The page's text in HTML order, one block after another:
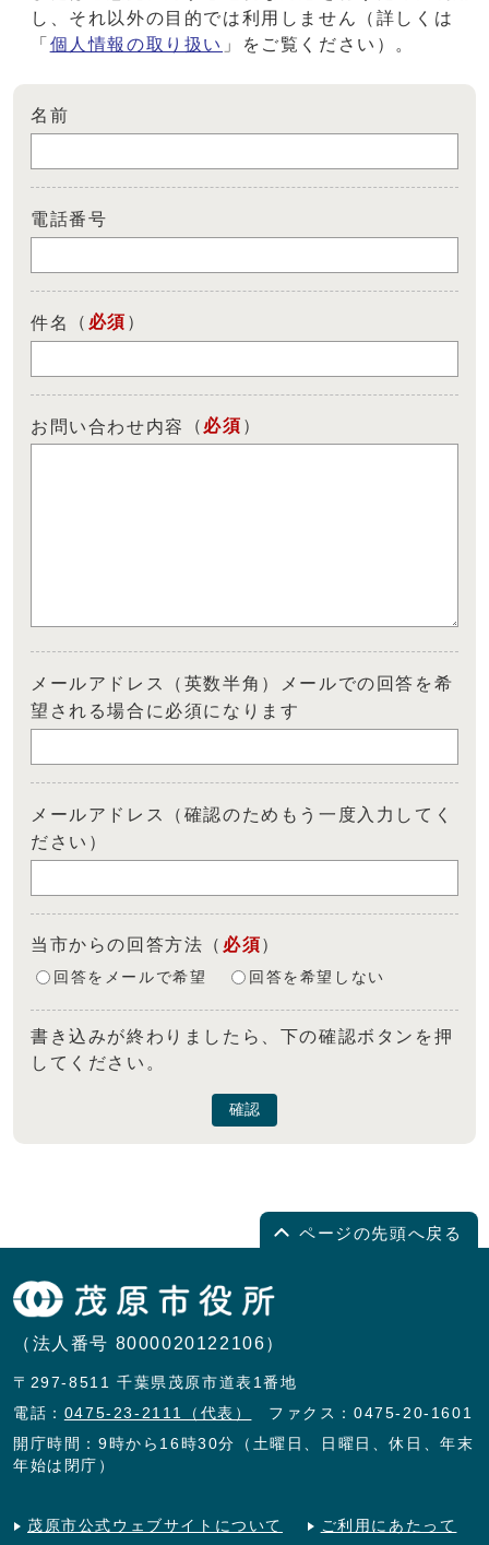
し、それ以外の目的では利用しません（詳しくは
「 個人情報の取り扱い 」をご覧ください）。
名前
電話番号
件名 （ 必須 ）
お問い合わせ内容 （ 必須 ）
メールアドレス（英数半角）メールでの回答を希
望される場合に必須になります
メールアドレス（確認のためもう一度入力してく
ださい）
当市からの回答方法 （ 必須）
回答をメールで希望 回答を希望しない
書き込みが終わりましたら、下の確認ボタンを押
してください。
確認
ページの先頭へ戻る
（法人番号 8000020122106）
〒297-8511 千葉県茂原市道表1番地
電話： 0475-23-2111（代表）
ファクス：0475-20-1601
開庁時間：9時から16時30分（土曜日、日曜日、休日、年末
年始は閉庁）
茂原市公式ウェブサイトについて ご利用にあたって